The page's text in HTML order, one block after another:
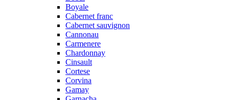
Boyale
Cabernet franc
Cabernet sauvignon
Cannonau
Carmenere
Chardonnay
Cinsault
Cortese
Corvina
Gamay